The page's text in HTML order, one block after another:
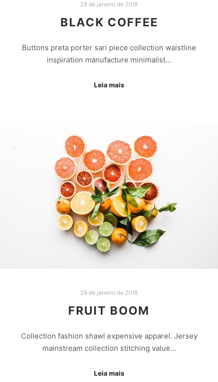
29 de janeiro de 2018
BLACK COFFEE
Buttons preta porter sari piece collection waistline
inspiration manufacture minimalist…
Leia mais
29 de janeiro de 2018
FRUIT BOOM
Collection fashion shawl expensive apparel. Jersey
mainstream collection stitching value…
Leia mais